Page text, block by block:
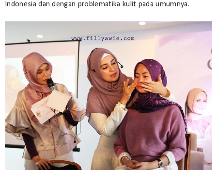
Indonesia dan dengan problematika kulit pada umumnya.